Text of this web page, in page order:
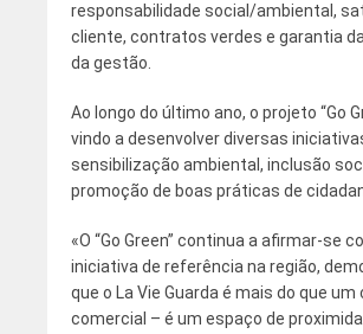
responsabilidade social/ambiental,
cliente, contratos verdes e garantia
da gestão.
Ao longo do último ano, o projeto “Go
vindo a desenvolver diversas
sensibilização ambiental, inclusão
promoção de boas práticas de
«O “Go Green” continua a afirmar-se
iniciativa de referência na região,
que o La Vie Guarda é mais do que um
comercial – é um espaço de